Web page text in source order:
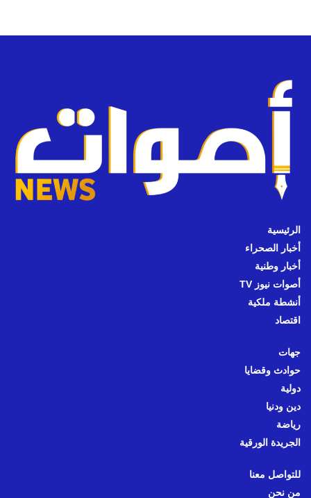
الرئيسية
أخبار الصحراء
أخبار وطنية
أصوات نيوز TV
أنشطة ملكية
اقتصاد
جهات
حوادث وقضايا
دولية
دين ودنيا
رياضة
الجريدة الورقية
للتواصل معنا
من نحن